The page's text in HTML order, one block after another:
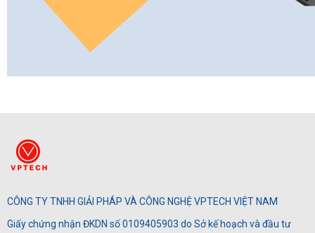
CÔNG TY TNHH GIẢI PHÁP VÀ CÔNG NGHỆ VPTECH VIỆT NAM
Giấy chứng nhận ĐKDN số 0109405903 do Sở kế hoạch và đầu tư